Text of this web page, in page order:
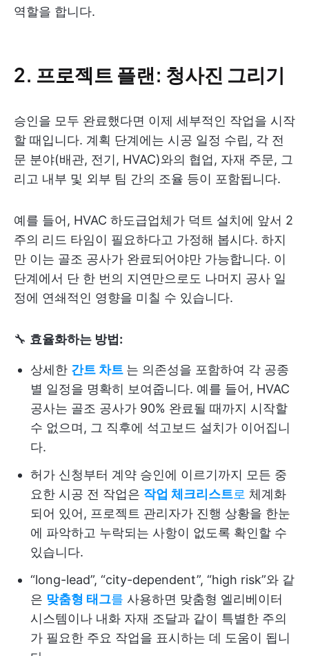
역할을 합니다.
2. 프로젝트 플랜: 청사진 그리기
승인을 모두 완료했다면 이제 세부적인 작업을 시작
할 때입니다. 계획 단계에는 시공 일정 수립, 각 전
문 분야(배관, 전기, HVAC)와의 협업, 자재 주문, 그
리고 내부 및 외부 팀 간의 조율 등이 포함됩니다.
예를 들어, HVAC 하도급업체가 덕트 설치에 앞서 2
주의 리드 타임이 필요하다고 가정해 봅시다. 하지
만 이는 골조 공사가 완료되어야만 가능합니다. 이
단계에서 단 한 번의 지연만으로도 나머지 공사 일
정에 연쇄적인 영향을 미칠 수 있습니다.
🔧 효율화하는 방법:
상세한 간트 차트 는 의존성을 포함하여 각 공종
별 일정을 명확히 보여줍니다. 예를 들어, HVAC
공사는 골조 공사가 90% 완료될 때까지 시작할
수 없으며, 그 직후에 석고보드 설치가 이어집니
다.
허가 신청부터 계약 승인에 이르기까지 모든 중
요한 시공 전 작업은 작업 체크리스트로 체계화
되어 있어, 프로젝트 관리자가 진행 상황을 한눈
에 파악하고 누락되는 사항이 없도록 확인할 수
있습니다.
“long-lead”, “city-dependent”, “high risk”와 같
은 맞춤형 태그를 사용하면 맞춤형 엘리베이터
시스템이나 내화 자재 조달과 같이 특별한 주의
가 필요한 주요 작업을 표시하는 데 도움이 됩니